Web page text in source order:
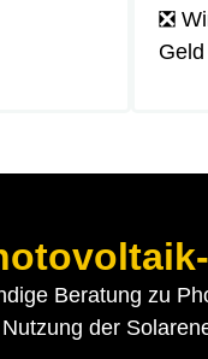
❎
Beratung zu
der